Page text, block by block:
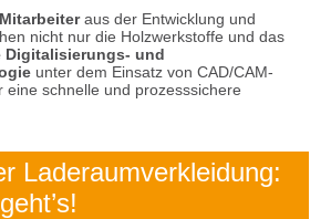
aus der Entwicklung und
nicht nur die Holzwerkstoffe und das
Digitalisierungs- und
unter dem Einsatz von CAD/CAM-
eine schnelle und prozesssichere
Laderaumverkleidung: